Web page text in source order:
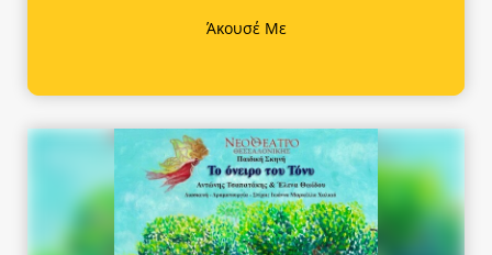
Άκουσέ Με